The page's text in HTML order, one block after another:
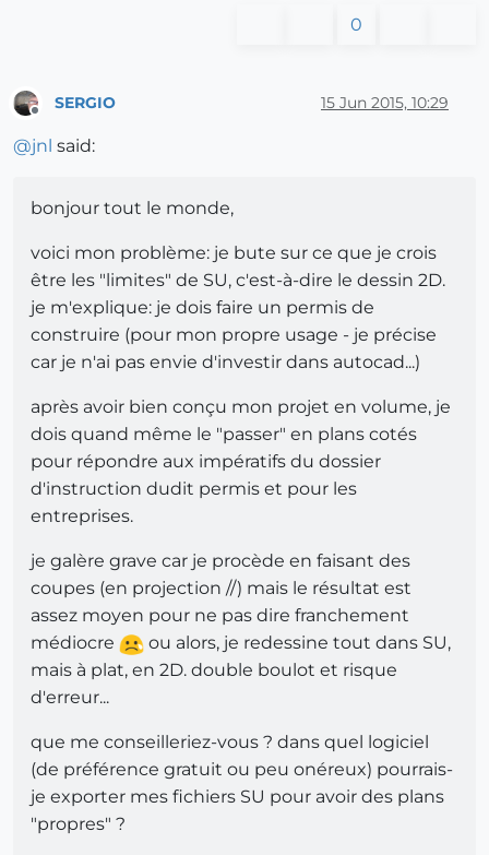
0
SERGIO 15 Jun 2015, 10:29
@jnl said:
bonjour tout le monde,
voici mon problème: je bute sur ce que je crois
être les "limites" de SU, c'est-à-dire le dessin 2D.
je m'explique: je dois faire un permis de
construire (pour mon propre usage - je précise
car je n'ai pas envie d'investir dans autocad...)
après avoir bien conçu mon projet en volume, je
dois quand même le "passer" en plans cotés
pour répondre aux impératifs du dossier
d'instruction dudit permis et pour les
entreprises.
je galère grave car je procède en faisant des
coupes (en projection //) mais le résultat est
assez moyen pour ne pas dire franchement
médiocre
ou alors, je redessine tout dans SU,
mais à plat, en 2D. double boulot et risque
d'erreur...
que me conseilleriez-vous ? dans quel logiciel
(de préférence gratuit ou peu onéreux) pourrais-
je exporter mes fichiers SU pour avoir des plans
"propres" ?